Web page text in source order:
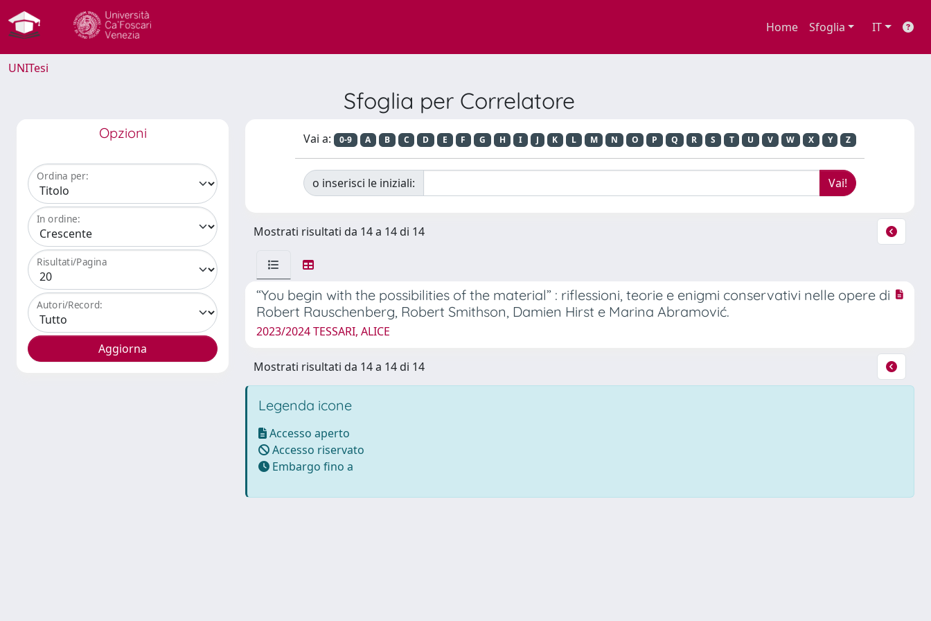
Home Sfoglia IT
UNITesi
Sfoglia per Correlatore
Opzioni
Ordina per:
In ordine:
Risultati/Pagina
Autori/Record:
Vai a: 0-9 A B C D E F G H I J K L M N O P Q R S T U V W X Y Z
o inserisci le iniziali:
Mostrati risultati da 14 a 14 di 14
“You begin with the possibilities of the material” : riflessioni, teorie e enigmi conservativi nelle opere di
Robert Rauschenberg, Robert Smithson, Damien Hirst e Marina Abramović.
2023/2024 TESSARI, ALICE
Mostrati risultati da 14 a 14 di 14
Legenda icone
Accesso aperto
Accesso riservato
Embargo fino a